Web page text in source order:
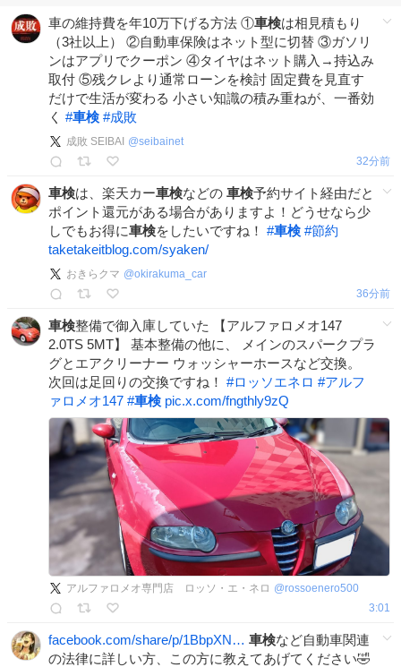
車の維持費を年10万下げる方法 ①車検は相見積もり
（3社以上） ②自動車保険はネット型に切替 ③ガソリ
ンはアプリでクーポン ④タイヤはネット購入→持込み
取付 ⑤残クレより通常ローンを検討 固定費を見直す
だけで生活が変わる 小さい知識の積み重ねが、一番効
く #車検 #成敗
成敗 SEIBAI @seibainet
32分前
車検は、楽天カー車検などの 車検予約サイト経由だと
ポイント還元がある場合がありますよ！どうせなら少
しでもお得に車検をしたいですね！ #車検 #節約
taketakeitblog.com/syaken/
おきらクマ @okirakuma_car
36分前
車検整備で御入庫していた 【アルファロメオ147
2.0TS 5MT】 基本整備の他に、 メインのスパークプラ
グとエアクリーナー ウォッシャーホースなど交換。
次回は足回りの交換ですね！ #ロッソエネロ #アルフ
ァロメオ147 #車検 pic.x.com/fngthly9zQ
アルファロメオ専門店 ロッソ・エ・ネロ @rossoenero500
3:01
facebook.com/share/p/1BbpXN… 車検など自動車関連
の法律に詳しい方、この方に教えてあげてください🤣